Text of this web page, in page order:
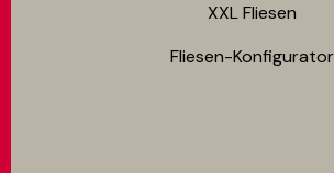
XXL Fliesen
Fliesen-Konfigurator